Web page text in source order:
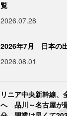
覧
2026.07.28
2026年7月 日本の
2026.08.01
リニア中央新幹線、
へ 品川～名古屋が